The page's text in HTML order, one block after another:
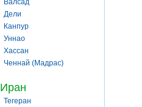
Валсад
Дели
Канпур
Уннао
Хассан
Ченнай (Мадрас)
Иран
Тегеран